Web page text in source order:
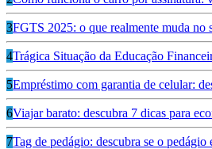
3FGTS 2025: o que realmente muda no
4Trágica Situação da Educação
5Empréstimo com garantia de celular:
6Viajar barato: descubra 7 dicas para
7Tag de pedágio: descubra se o pedágio